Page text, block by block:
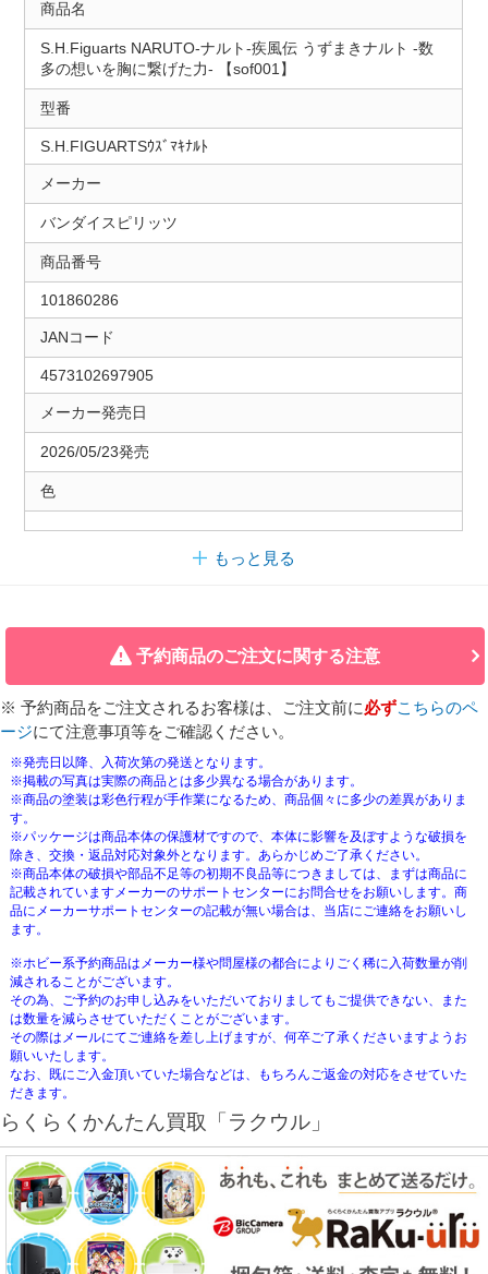
商品名
S.H.Figuarts NARUTO-ナルト-疾風伝 うずまきナルト -数
多の想いを胸に繋げた力- 【sof001】
型番
S.H.FIGUARTSｳｽﾞﾏｷﾅﾙﾄ
メーカー
バンダイスピリッツ
商品番号
101860286
JANコード
4573102697905
メーカー発売日
2026/05/23発売
色
もっと見る
予約商品のご注文に関する注意
※ 予約商品をご注文されるお客様は、ご注文前に必ずこちらのペ
ージにて注意事項等をご確認ください。
※発売日以降、入荷次第の発送となります。
※掲載の写真は実際の商品とは多少異なる場合があります。
※商品の塗装は彩色行程が手作業になるため、商品個々に多少の差異がありま
す。
※パッケージは商品本体の保護材ですので、本体に影響を及ぼすような破損を
除き、交換・返品対応対象外となります。あらかじめご了承ください。
※商品本体の破損や部品不足等の初期不良品等につきましては、まずは商品に
記載されていますメーカーのサポートセンターにお問合せをお願いします。商
品にメーカーサポートセンターの記載が無い場合は、当店にご連絡をお願いし
ます。
※ホビー系予約商品はメーカー様や問屋様の都合によりごく稀に入荷数量が削
減されることがございます。
その為、ご予約のお申し込みをいただいておりましてもご提供できない、また
は数量を減らさせていただくことがございます。
その際はメールにてご連絡を差し上げますが、何卒ご了承くださいますようお
願いいたします。
なお、既にご入金頂いていた場合などは、もちろんご返金の対応をさせていた
だきます。
らくらくかんたん買取「ラクウル」